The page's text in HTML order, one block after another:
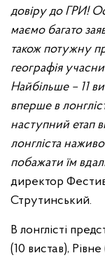
довіру до ГРИ!
маємо багато
також потужну
географія
Найбільше – 11
вперше в
наступний етап
лонгліста
побажати їм
директор
Струтинський.
В лонглісті
(10 вистав),